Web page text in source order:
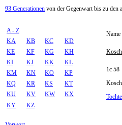
93 Generationen von der Gegenwart bis zu den
A - Z
KA
KB KC
KD
KE
KF KG
KH
KI
KJ KK
KL
KM
KN KO
KP
KQ
KR KS
KT
KU
KV KW
KX
KY
KZ
1c 58